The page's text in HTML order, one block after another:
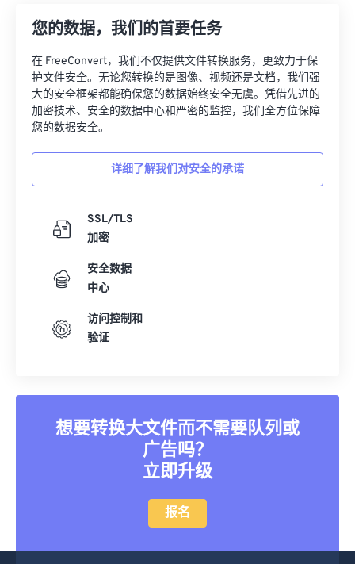
您的数据，我们的首要任务
在 FreeConvert，我们不仅提供文件转换服务，更致力于保
护文件安全。无论您转换的是图像、视频还是文档，我们强
大的安全框架都能确保您的数据始终安全无虞。凭借先进的
加密技术、安全的数据中心和严密的监控，我们全方位保障
您的数据安全。
详细了解我们对安全的承诺
SSL/TLS
加密
安全数据
中心
访问控制和
验证
想要转换大文件而不需要队列或
广告吗？
立即升级
报名